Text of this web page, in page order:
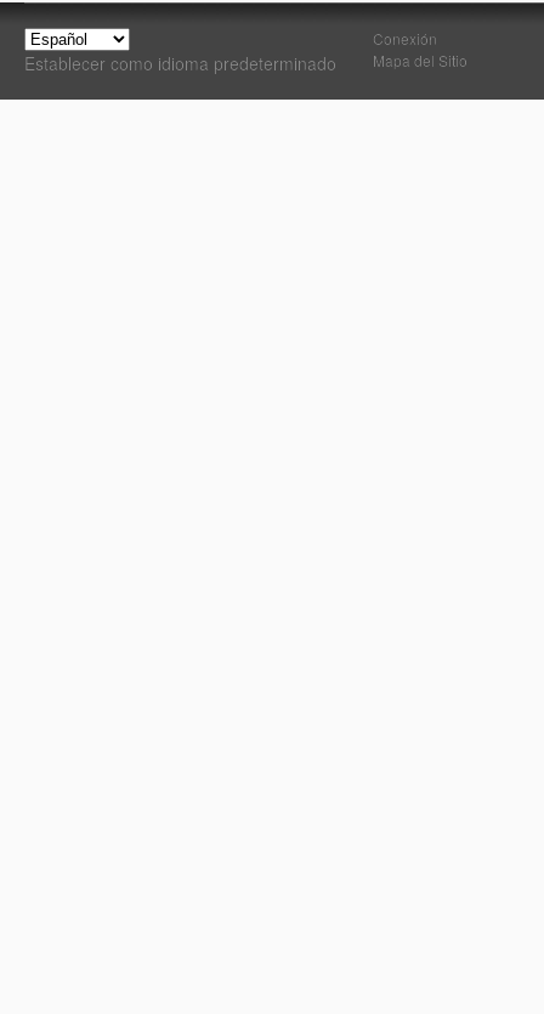
Establecer como idioma predeterminado
Conexión
Mapa del Sitio